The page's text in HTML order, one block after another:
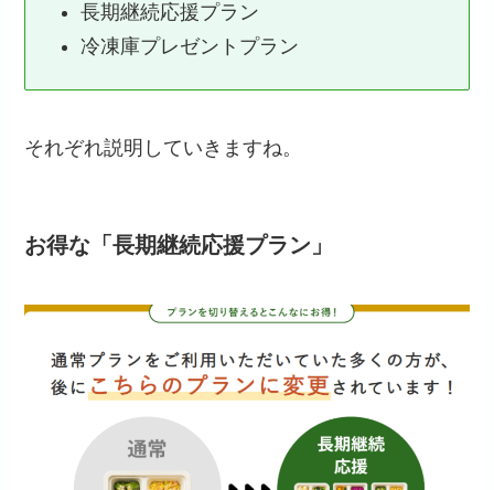
長期継続応援プラン
冷凍庫プレゼントプラン
それぞれ説明していきますね。
お得な「長期継続応援プラン」